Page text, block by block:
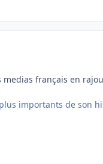
medias français en
importants de son